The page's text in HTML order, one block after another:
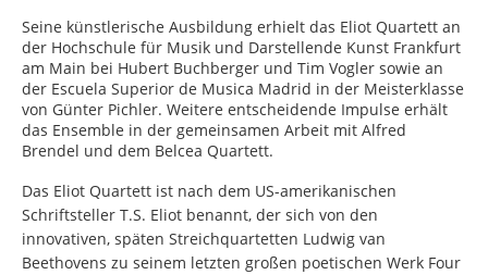
Seine künstlerische Ausbildung erhielt das Eliot Quartett an
der Hochschule für Musik und Darstellende Kunst Frankfurt
am Main bei Hubert Buchberger und Tim Vogler sowie an
der Escuela Superior de Musica Madrid in der Meisterklasse
von Günter Pichler. Weitere entscheidende Impulse erhält
das Ensemble in der gemeinsamen Arbeit mit Alfred
Brendel und dem Belcea Quartett.
Das Eliot Quartett ist nach dem US-amerikanischen
Schriftsteller T.S. Eliot benannt, der sich von den
innovativen, späten Streichquartetten Ludwig van
Beethovens zu seinem letzten großen poetischen Werk Four